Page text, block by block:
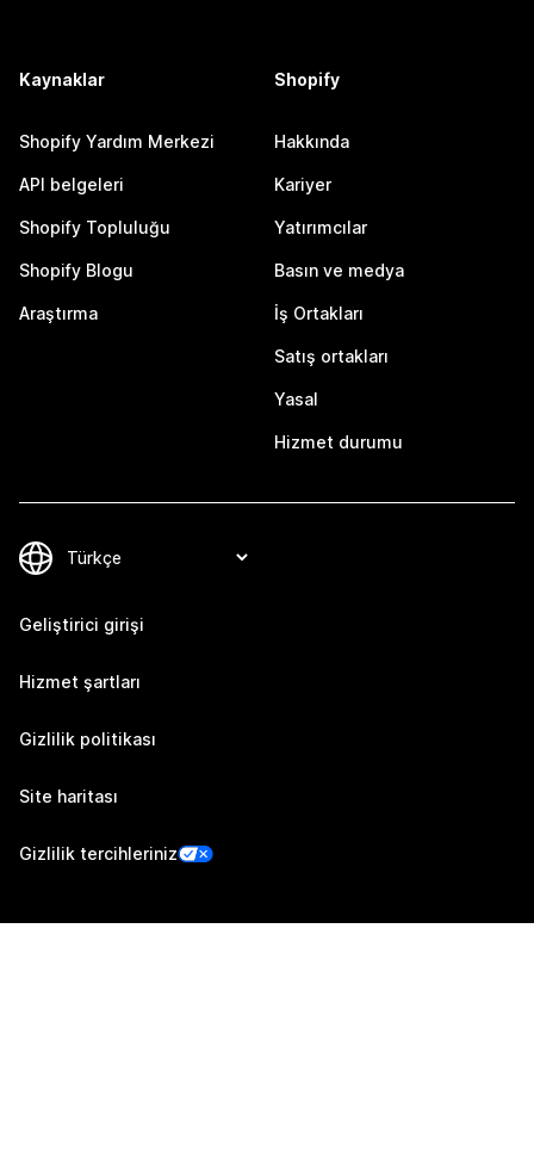
Kaynaklar
Shopify Yardım Merkezi
API belgeleri
Shopify Topluluğu
Shopify Blogu
Araştırma
Shopify
Hakkında
Kariyer
Yatırımcılar
Basın ve medya
İş Ortakları
Satış ortakları
Yasal
Hizmet durumu
Geliştirici girişi
Hizmet şartları
Gizlilik politikası
Site haritası
Gizlilik tercihleriniz